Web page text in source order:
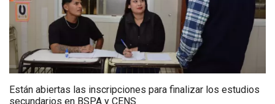
Están abiertas las inscripciones para finalizar los estudios
secundarios en BSPA y CENS